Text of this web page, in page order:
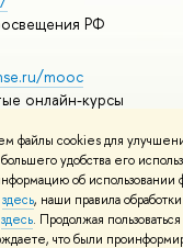
файлы cookies для
удобства его
об использовании
здесь, наши правила
здесь. Продолжая
что были
РФ
mooc
онлайн-курсы
Адреса и контакты
материалов